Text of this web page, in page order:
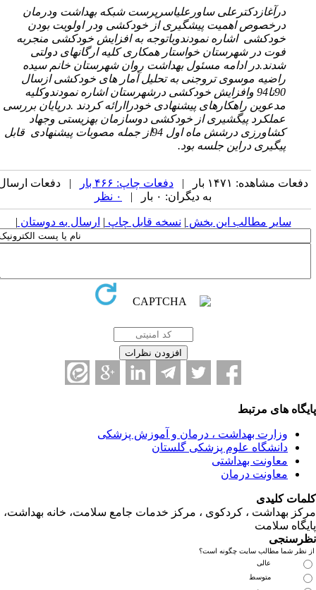
درآغازدکترعلی ساورعلیاسرپرست شبکه بهداشت ودرمان
درخصوص اهمیت پیشگیری از خودکشی ودر اولویت بودن
خودکشی اشاره نمودندوباتوجه به افزایش خودکشی منجربه
فوت در شهرستان خواستار همکاری کلیه ارگانهای دولتی
شدند.در ادامه مسئول بهداشت روان شهرستان خانم سیده
راضیه موسوی تروجنی به تحلیل آمار های خودکشی ازسال
90تا94 وافزایش خودکشی درشهرستان
اشاره نمودندوکلیه
مدعوین راهکارهای پیشنهادی خودراارائه کردند .درپایان بررسی
عملکرد پیگشیری از خودکشی دوسازمان بهزیستی وجهاد
کشاورزی درشش ماه اول 94از جمله مصوبات پیشنهادی
قابل
پیگیری دراین جلسه بود.
دفعات مشاهده: ۱۴۷۱ بار | دفعات چاپ: ۴۶۶ بار
| دفعات ارسال
به دیگران: ۰ بار |
سایر مطالب این بخش | نسخه قابل چاپ| ارسال به دوستان|
های مرتبط
وزارت بهداشت ، درمان و آموزش پزشکی
دانشگاه علوم پزشکی گلستان
معاونت بهداشتی
معاونت درمان
کلیدی
بهداشت ، کردکوی ، مرکز خدمات جامع سلامت، خانه بهداشت،
سلامت
نظر شما مطالب سایت چگونه است؟
عالی
متوسط